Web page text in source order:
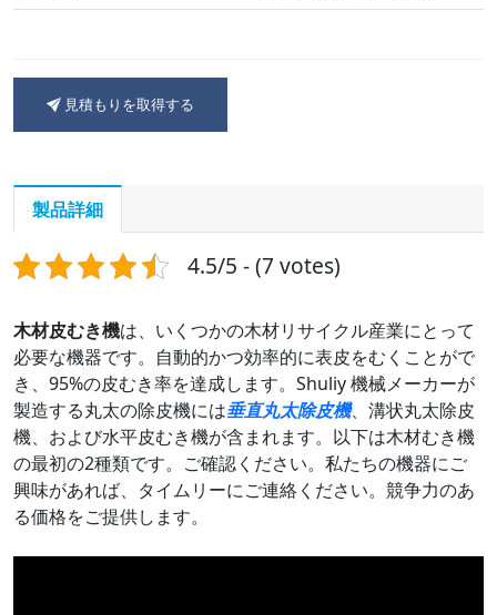
見積もりを取得する
製品詳細
4.5/5 - (7 votes)
木材皮むき機は、いくつかの木材リサイクル産業にとって
必要な機器です。自動的かつ効率的に表皮をむくことがで
き、95%の皮むき率を達成します。Shuliy 機械メーカーが
製造する丸太の除皮機には垂直丸太除皮機、溝状丸太除皮
機、および水平皮むき機が含まれます。以下は木材むき機
の最初の2種類です。ご確認ください。私たちの機器にご
興味があれば、タイムリーにご連絡ください。競争力のあ
る価格をご提供します。